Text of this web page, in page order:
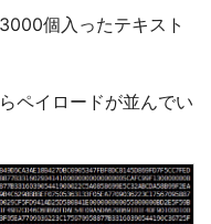
個入ったテキスト
ペイロードが並んでい